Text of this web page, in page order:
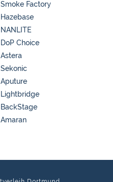
Smoke Factory
Hazebase
NANLITE
DoP Choice
Astera
Sekonic
Aputure
Lightbridge
BackStage
Amaran